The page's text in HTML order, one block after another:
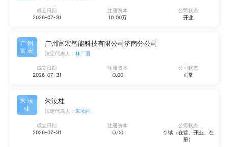
成立日期
2026-07-31
注册资本
10.00万
公司状态
开业
广州
富宏
广州富宏智能科技有限公司济南分公司
法定代表人： 林广喜
成立日期
2026-07-31
注册资本
0.00
公司状态
正常
朱汝
桂
朱汝桂
法定代表人： 朱汝桂
成立日期
2026-07-31
注册资本
0.00
公司状态
存续（在营、开业、在
册）